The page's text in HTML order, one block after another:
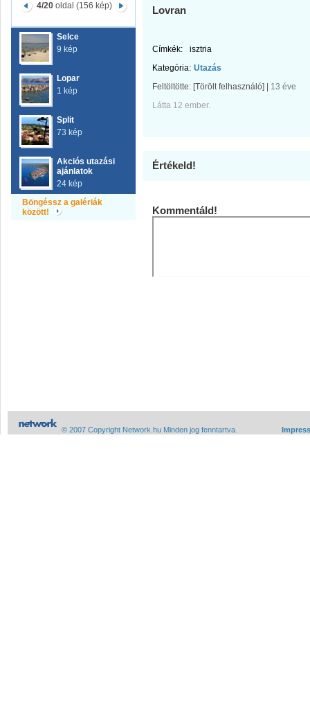
4/20oldal (156 kép)
Selce
9 kép
Lopar
1 kép
Split
73 kép
Akciós utazási
ajánlatok
24 kép
Böngéssz a galériák
között!
Lovran
Címkék:
isztria
Kategória: Utazás
Feltöltötte: [Törölt felhasználó]
13 éve
Látta 12 ember.
Értékeld!
Kommentáld!
© 2007 Copyright Network.hu Minden jog fenntartva.